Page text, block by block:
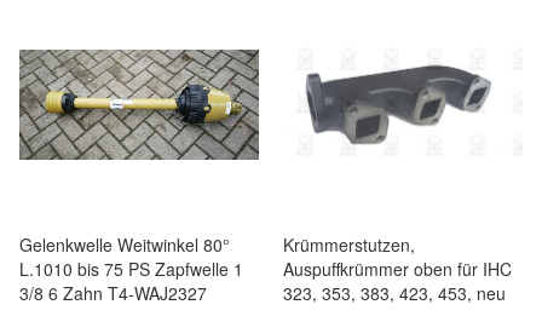
Gelenkwelle Weitwinkel 80°
L.1010 bis 75 PS Zapfwelle 1
3/8 6 Zahn T4-WAJ2327
Krümmerstutzen,
Auspuffkrümmer oben für IHC
323, 353, 383, 423, 453, neu